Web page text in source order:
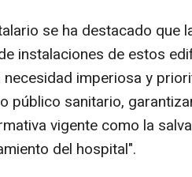
se ha destacado que
instalaciones de estos
necesidad imperiosa y
público sanitario,
vigente como la
del hospital".